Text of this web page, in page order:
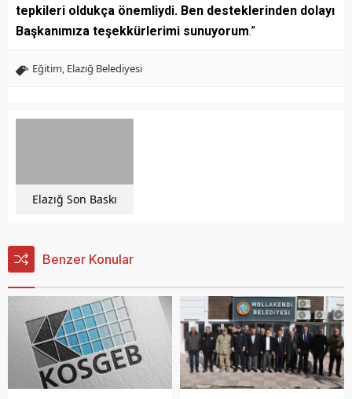
tepkileri oldukça önemliydi. Ben desteklerinden dolayı
Başkanımıza teşekkürlerimi sunuyorum.”
Eğitim, Elazığ Belediyesi
Elazığ Son Baskı
Benzer Konular